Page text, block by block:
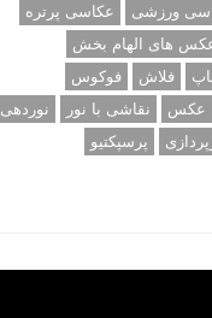
ورزشی
عکاسی پرتره
های الهام بخش
فلاش
فوکوس
عکس نقاشی با نور
نوردهی
پرسپکتیو